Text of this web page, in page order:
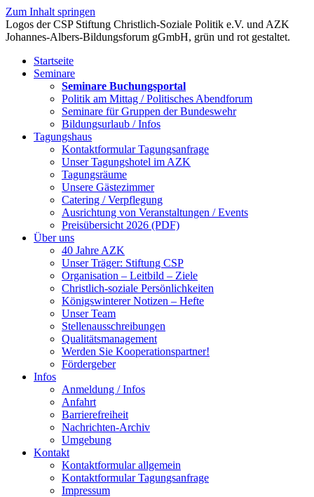
Zum Inhalt springen
Startseite
Seminare
Seminare Buchungsportal
Politik am Mittag / Politisches Abendforum
Seminare für Gruppen der Bundeswehr
Bildungsurlaub / Infos
Tagungshaus
Kontaktformular Tagungsanfrage
Unser Tagungshotel im AZK
Tagungsräume
Unsere Gästezimmer
Catering / Verpflegung
Ausrichtung von Veranstaltungen / Events
Preisübersicht 2026 (PDF)
Über uns
40 Jahre AZK
Unser Träger: Stiftung CSP
Organisation – Leitbild – Ziele
Christlich-soziale Persönlichkeiten
Königswinterer Notizen – Hefte
Unser Team
Stellenausschreibungen
Qualitätsmanagement
Werden Sie Kooperationspartner!
Fördergeber
Infos
Anmeldung / Infos
Anfahrt
Barrierefreiheit
Nachrichten-Archiv
Umgebung
Kontakt
Kontaktformular allgemein
Kontaktformular Tagungsanfrage
Impressum